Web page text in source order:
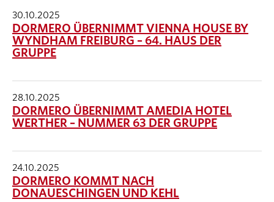
30.10.2025
DORMERO ÜBERNIMMT VIENNA HOUSE BY
WYNDHAM FREIBURG – 64. HAUS DER
GRUPPE
28.10.2025
DORMERO ÜBERNIMMT AMEDIA HOTEL
WERTHER – NUMMER 63 DER GRUPPE
24.10.2025
DORMERO KOMMT NACH
DONAUESCHINGEN UND KEHL